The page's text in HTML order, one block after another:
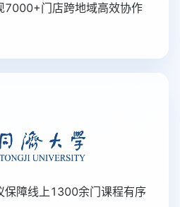
7000+门店跨地域高效协作
保障线上1300余门课程有序